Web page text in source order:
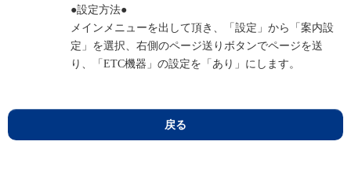
●設定方法●
メインメニューを出して頂き、「設定」から「案内設
定」を選択、右側のページ送りボタンでページを送
り、「ETC機器」の設定を「あり」にします。
戻る